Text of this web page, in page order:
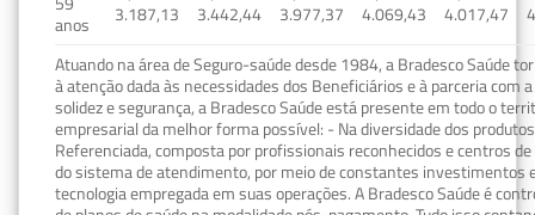
anos
3.187,13
3.442,44
3.977,37
4.069,43
4.017,47
Atuando na área de Seguro-saúde desde 1984, a Bradesco Saúde
à atenção dada às necessidades dos Beneficiários e à parceria com
solidez e segurança, a Bradesco Saúde está presente em todo o
empresarial da melhor forma possível: - Na diversidade dos
Referenciada, composta por profissionais reconhecidos e centros
do sistema de atendimento, por meio de constantes investimentos
tecnologia empregada em suas operações. A Bradesco Saúde é